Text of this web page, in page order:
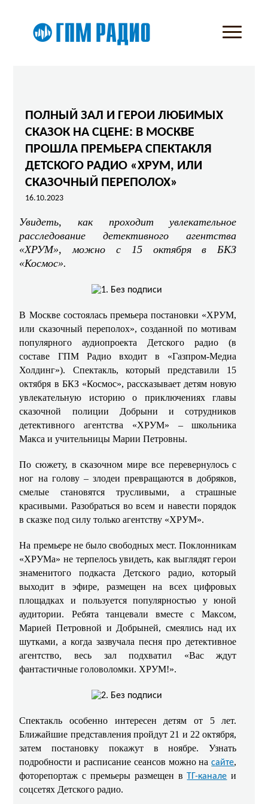
ПОЛНЫЙ ЗАЛ И ГЕРОИ ЛЮБИМЫХ
СКАЗОК НА СЦЕНЕ: В МОСКВЕ
ПРОШЛА ПРЕМЬЕРА СПЕКТАКЛЯ
ДЕТСКОГО РАДИО «ХРУМ, ИЛИ
СКАЗОЧНЫЙ ПЕРЕПОЛОХ»
16.10.2023
Увидеть, как проходит увлекательное
расследование детективного агентства
«ХРУМ», можно с 15 октября в БКЗ
«Космос».
В Москве состоялась премьера постановки «ХРУМ,
или сказочный переполох», созданной по мотивам
популярного аудиопроекта Детского радио (в
составе ГПМ Радио входит в «Газпром-Медиа
Холдинг»). Спектакль, который представили 15
октября в БКЗ «Космос», рассказывает детям новую
увлекательную историю о приключениях главы
сказочной полиции Добрыни и сотрудников
детективного агентства «ХРУМ» – школьника
Макса и учительницы Марии Петровны.
По сюжету, в сказочном мире все перевернулось с
ног на голову – злодеи превращаются в добряков,
смелые становятся трусливыми, а страшные
красивыми. Разобраться во всем и навести порядок
в сказке под силу только агентству «ХРУМ».
На премьере не было свободных мест. Поклонникам
«ХРУМа» не терпелось увидеть, как выглядят герои
знаменитого подкаста Детского радио, который
выходит в эфире, размещен на всех цифровых
площадках и пользуется популярностью у юной
аудитории. Ребята танцевали вместе с Максом,
Марией Петровной и Добрыней, смеялись над их
шутками, а когда зазвучала песня про детективное
агентство, весь зал подхватил «Вас ждут
фантастичные головоломки. ХРУМ!».
Спектакль особенно интересен детям от 5 лет.
Ближайшие представления пройдут 21 и 22 октября,
затем постановку покажут в ноябре. Узнать
подробности и расписание сеансов можно насайте,
фоторепортаж с премьеры размещен вТГ-канале и
соцсетях Детского радио.